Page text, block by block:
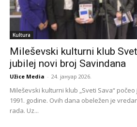
Kultura
Mileševski kulturni klub
jubilej novi broj Savindana
Užice Media - 24. јануар 2026.
Mileševski kulturni klub „Sveti Sava“
1991. godine. Ovih dana obeležen je
rada. Uz...